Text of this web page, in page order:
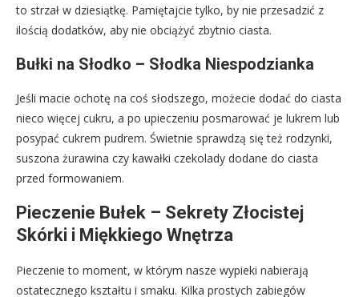
to strzał w dziesiątkę. Pamiętajcie tylko, by nie przesadzić z
ilością dodatków, aby nie obciążyć zbytnio ciasta.
Bułki na Słodko – Słodka Niespodzianka
Jeśli macie ochotę na coś słodszego, możecie dodać do ciasta
nieco więcej cukru, a po upieczeniu posmarować je lukrem lub
posypać cukrem pudrem. Świetnie sprawdzą się też rodzynki,
suszona żurawina czy kawałki czekolady dodane do ciasta
przed formowaniem.
Pieczenie Bułek – Sekrety Złocistej
Skórki i Miękkiego Wnętrza
Pieczenie to moment, w którym nasze wypieki nabierają
ostatecznego kształtu i smaku. Kilka prostych zabiegów